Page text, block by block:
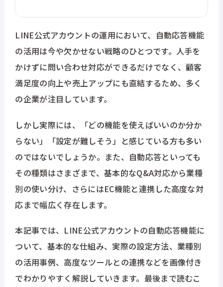
LINE公式アカウントの運用において、自動応答機能
の活用は今や欠かせない戦略のひとつです。人手を
かけずに問い合わせ対応ができるだけでなく、顧客
満足度の向上や売上アップにも直結するため、多く
の企業が注目しています。
しかし実際には、「どの機能を使えばいいのか分か
らない」「設定が難しそう」と感じている方も多い
のではないでしょうか。また、自動応答といっても
その種類はさまざまで、基本的なQ&A対応から業種
別の使い分け、さらにはEC機能と連携した高度な対
応まで幅広く存在します。
本記事では、LINE公式アカウントの自動応答機能に
ついて、基本的な仕組み、実際の設定方法、業種別
の活用事例、高度なツールとの連携などを画像付き
でわかりやすく解説していきます。最後まで読むこ